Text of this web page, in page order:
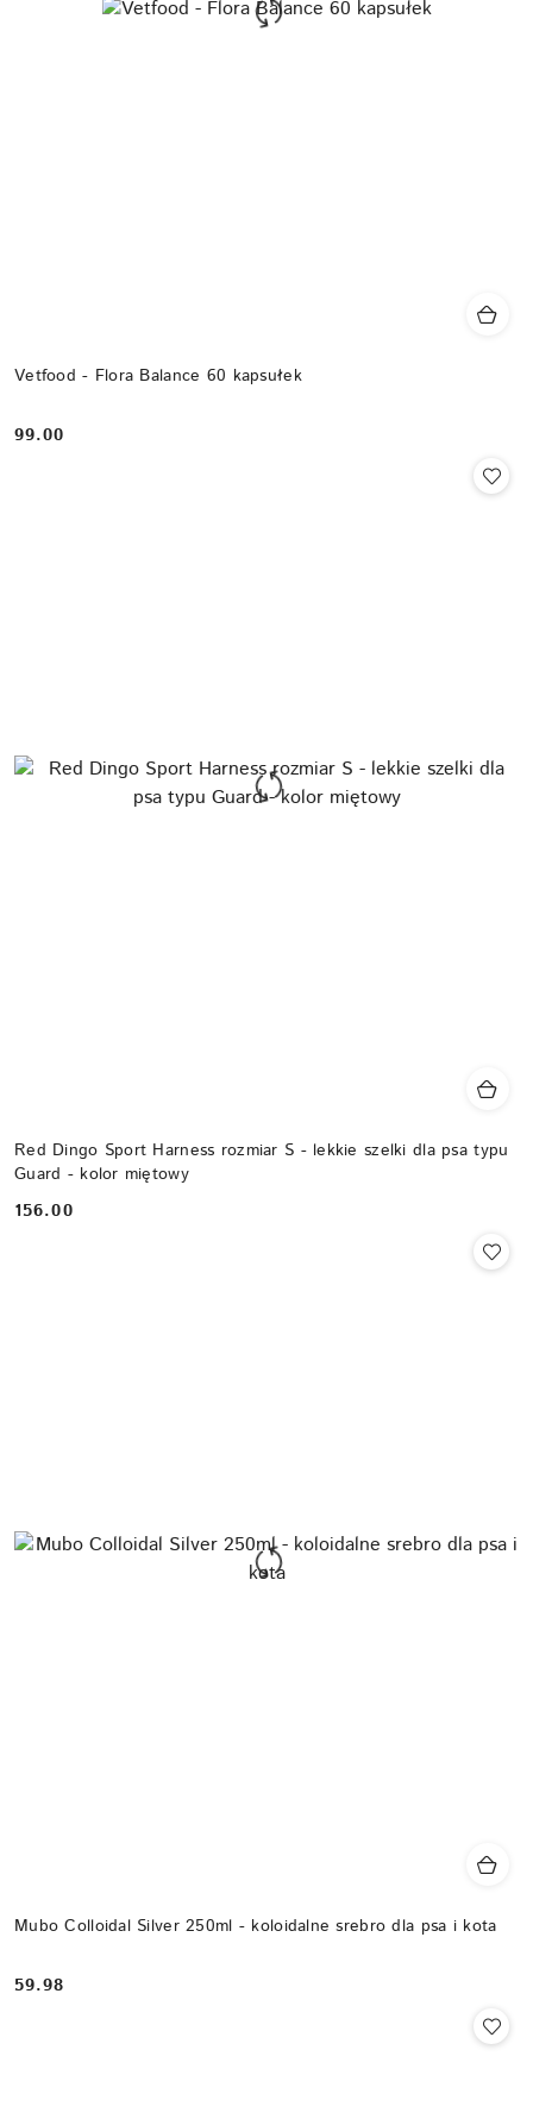
Vetfood - Flora Balance 60 kapsułek
Cena:
99.00
Red Dingo Sport Harness rozmiar S - lekkie szelki dla psa typu
Guard - kolor miętowy
Cena:
156.00
Mubo Colloidal Silver 250ml - koloidalne srebro dla psa i kota
Cena:
59.98